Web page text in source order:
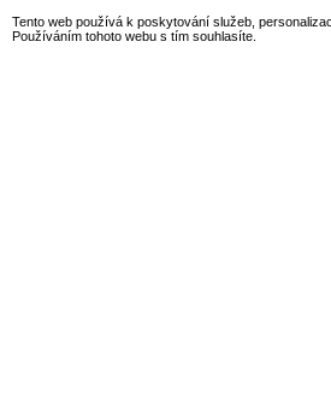
Tento web používá k poskytování služeb,
Používáním tohoto webu s tím souhlasíte.